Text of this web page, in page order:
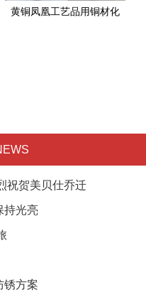
黄铜凤凰工艺品用铜材化
祝贺美贝仕乔迁
持光亮
锈方案